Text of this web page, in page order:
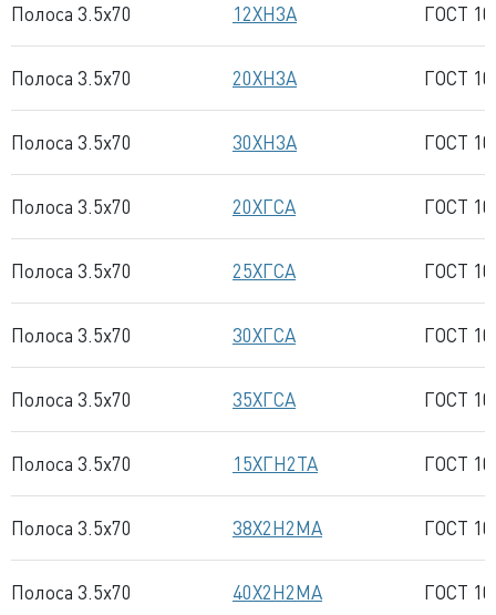
Полоса 3.5x70 12ХН3А ГОСТ
Полоса 3.5x70 20ХН3А ГОСТ
Полоса 3.5x70 30ХН3А ГОСТ
Полоса 3.5x70 20ХГСА ГОСТ
Полоса 3.5x70 25ХГСА ГОСТ
Полоса 3.5x70 30ХГСА ГОСТ
Полоса 3.5x70 35ХГСА ГОСТ
Полоса 3.5x70 15ХГН2ТА ГОСТ
Полоса 3.5x70 38Х2Н2МА ГОСТ
Полоса 3.5x70 40Х2Н2МА ГОСТ